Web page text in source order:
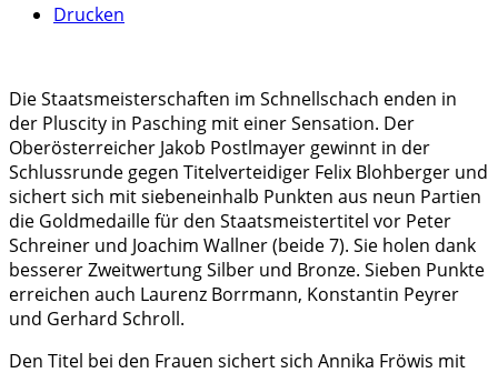
Drucken
Die Staatsmeisterschaften im Schnellschach enden in
der Pluscity in Pasching mit einer Sensation. Der
Oberösterreicher Jakob Postlmayer gewinnt in der
Schlussrunde gegen Titelverteidiger Felix Blohberger und
sichert sich mit siebeneinhalb Punkten aus neun Partien
die Goldmedaille für den Staatsmeistertitel vor Peter
Schreiner und Joachim Wallner (beide 7). Sie holen dank
besserer Zweitwertung Silber und Bronze. Sieben Punkte
erreichen auch Laurenz Borrmann, Konstantin Peyrer
und Gerhard Schroll.
Den Titel bei den Frauen sichert sich Annika Fröwis mit